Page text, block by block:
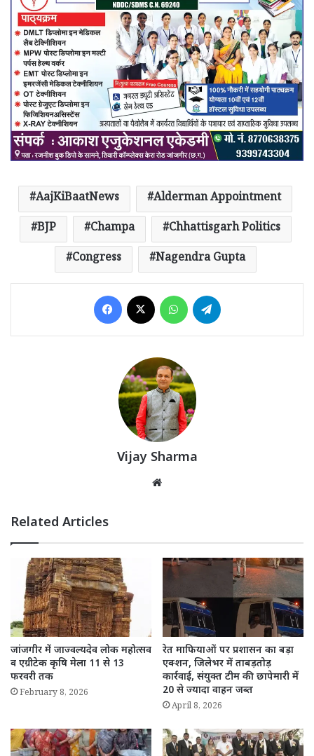
AajKiBaatNews
Alderman Appointment
BJP
Champa
Chhattisgarh Politics
Congress
Nagendra Gupta
Facebook WhatsApp
Vijay Sharma
Related Articles
जांजगीर में जाज्वल्यदेव लोक महोत्सव
व एग्रीटेक कृषि मेला 11 से 13
फरवरी तक
February 8, 2026
रेत माफियाओं पर प्रशासन का बड़ा
एक्शन, जिलेभर में ताबड़तोड़
कार्रवाई, संयुक्त टीम की छापेमारी में
20 से ज्यादा वाहन जब्त
April 8, 2026